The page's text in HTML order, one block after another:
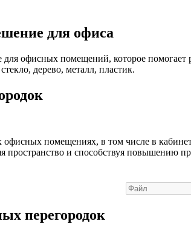
для офиса
офисных помещений, которое помогает
дерево, металл, пластик.
помещениях, в том числе в
пространство и способствуя повышению
перегородок